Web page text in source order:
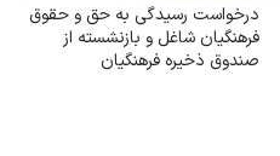
درخواست رسیدگی به حق و حقوق
فرهنگیان شاغل و بازنشسته از
صندوق ذخیره فرهنگیان